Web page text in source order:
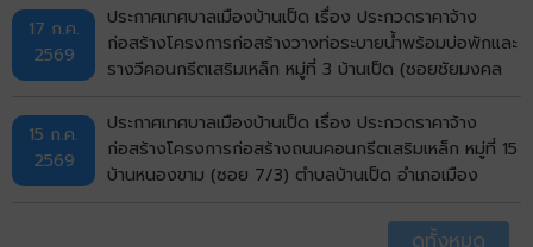
อำเภอเมืองขอนแก่น จังหวัดขอนแก่น ด้วยวิธีประกวดราคา
อิเล็กทรอนิกส์ (e-bidding)
17 ก.ค.
2569
ประกาศเทศบาลเมืองบ้านเป็ด เรื่อง ประกวดราคาจ้าง
ก่อสร้างโครงการก่อสร้างวางท่อระบายน้ำพร้อมบ่อพักและ
รางวีคอนกรีตเสริมเหล็ก หมู่ที่ 3 บ้านเป็ด (ซอยชัยมงคล
ขอนแก่น ด้วยวิธีประกวดราคาอิเล็กทรอนิกส์ (e-bidding)
15 ก.ค.
2569
ประกาศเทศบาลเมืองบ้านเป็ด เรื่อง ประกวดราคาจ้าง
ก่อสร้างโครงการก่อสร้างถนนคอนกรีตเสริมเหล็ก หมู่ที่ 15
บ้านหนองขาม (ซอย 7/3) ตำบลบ้านเป็ด อำเภอเมือง
ดูทั้งหมด